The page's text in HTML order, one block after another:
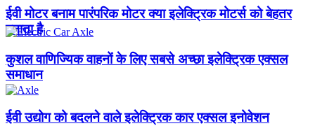
ईवी मोटर बनाम पारंपरिक मोटर क्या इलेक्ट्रिक मोटर्स को बेहतर
बनाता है
कुशल वाणिज्यिक वाहनों के लिए सबसे अच्छा इलेक्ट्रिक एक्सल
समाधान
ईवी उद्योग को बदलने वाले इलेक्ट्रिक कार एक्सल इनोवेशन